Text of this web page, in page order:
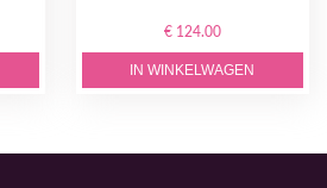
€ 124.00
IN WINKELWAGEN